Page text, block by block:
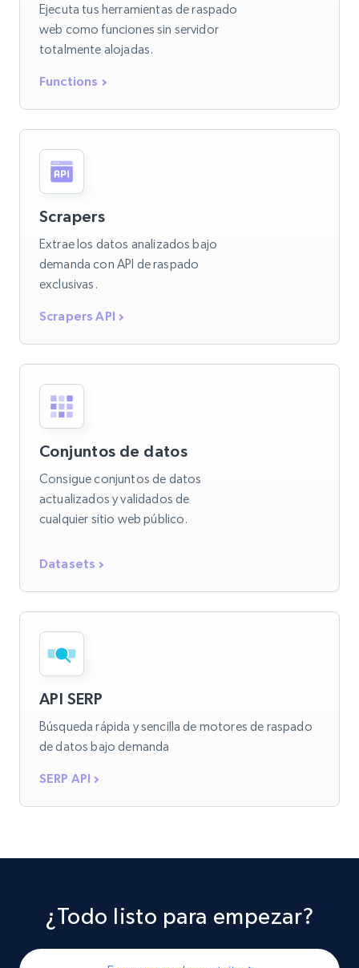
Ejecuta tus herramientas de raspado
web como funciones sin servidor
totalmente alojadas.
Functions
Scrapers
Extrae los datos analizados bajo
demanda con API de raspado
exclusivas.
Scrapers API
Conjuntos de datos
Consigue conjuntos de datos
actualizados y validados de
cualquier sitio web público.
Datasets
API SERP
Búsqueda rápida y sencilla de motores de raspado
de datos bajo demanda
SERP API
¿Todo listo para empezar?